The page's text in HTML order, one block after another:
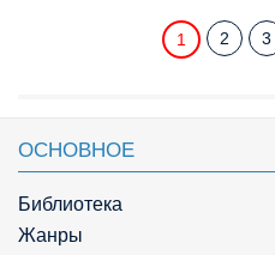
1 2 3
ОСНОВНОЕ
Библиотека
Жанры